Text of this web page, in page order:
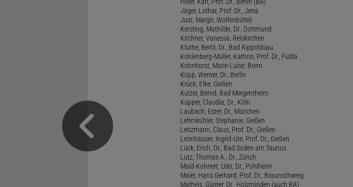
Jäger, Lothar, Prof. Dr., Jena
Just, Margit, Wolfenbüttel
Kersting, Mathilde, Dr., Dortmund
Kirchner, Vanessa, Reiskirchen
Kluthe, Bertil, Dr., Bad Rippoldsau
Kohlenberg-Müller, Kathrin, Prof. Dr., Fulda
Kohnhorst, Marie-Luise, Bonn
Köpp, Werner, Dr., Berlin
Krück, Elke, Gießen
Kulzer, Bernd, Bad Mergentheim
Küpper, Claudia, Dr., Köln
Laubach, Ester, Dr., München
Lehmkühler, Stephanie, Gießen
Leitzmann, Claus, Prof. Dr., Gießen
Leonhäuser, Ingrid-Ute, Prof. Dr., Gießen
Lück, Erich, Dr., Bad Soden am Taunus
Lutz, Thomas A., Dr., Zürich
Maid-Kohnert, Udo, Dr., Pohlheim
Maier, Hans Gerhard, Prof. Dr., Braunschweig
Matheis, Günter, Dr., Holzminden (auch BA)